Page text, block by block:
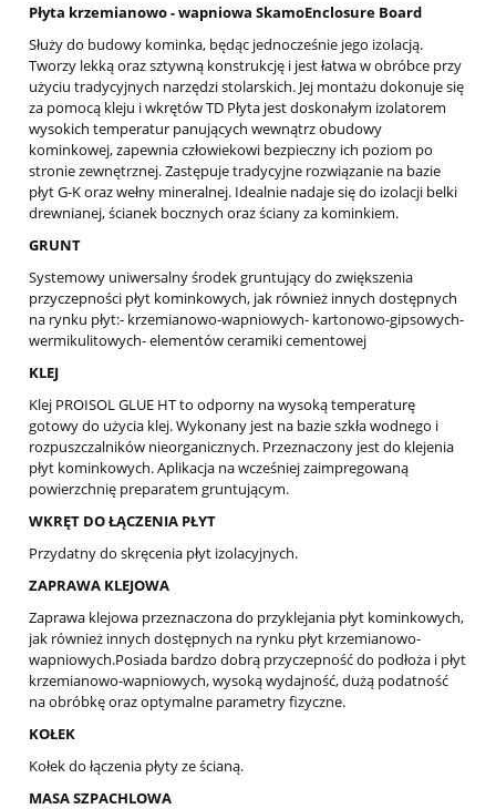
Płyta krzemianowo - wapniowa SkamoEnclosure Board
Służy do budowy kominka, będąc jednocześnie jego izolacją.
Tworzy lekką oraz sztywną konstrukcję i jest łatwa w obróbce przy
użyciu tradycyjnych narzędzi stolarskich. Jej montażu dokonuje się
za pomocą kleju i wkrętów TD Płyta jest doskonałym izolatorem
wysokich temperatur panujących wewnątrz obudowy
kominkowej, zapewnia człowiekowi bezpieczny ich poziom po
stronie zewnętrznej. Zastępuje tradycyjne rozwiązanie na bazie
płyt G-K oraz wełny mineralnej. Idealnie nadaje się do izolacji belki
drewnianej, ścianek bocznych oraz ściany za kominkiem.
GRUNT
Systemowy uniwersalny środek gruntujący do zwiększenia
przyczepności płyt kominkowych, jak również innych dostępnych
na rynku płyt:- krzemianowo-wapniowych- kartonowo-gipsowych-
wermikulitowych- elementów ceramiki cementowej
KLEJ
Klej PROISOL GLUE HT to odporny na wysoką temperaturę
gotowy do użycia klej. Wykonany jest na bazie szkła wodnego i
rozpuszczalników nieorganicznych. Przeznaczony jest do klejenia
płyt kominkowych. Aplikacja na wcześniej zaimpregowaną
powierzchnię preparatem gruntującym.
WKRĘT DO ŁĄCZENIA PŁYT
Przydatny do skręcenia płyt izolacyjnych.
ZAPRAWA KLEJOWA
Zaprawa klejowa przeznaczona do przyklejania płyt kominkowych,
jak również innych dostępnych na rynku płyt krzemianowo-
wapniowych.Posiada bardzo dobrą przyczepność do podłoża i płyt
krzemianowo-wapniowych, wysoką wydajność, dużą podatność
na obróbkę oraz optymalne parametry fizyczne.
KOŁEK
Kołek do łączenia płyty ze ścianą.
MASA SZPACHLOWA